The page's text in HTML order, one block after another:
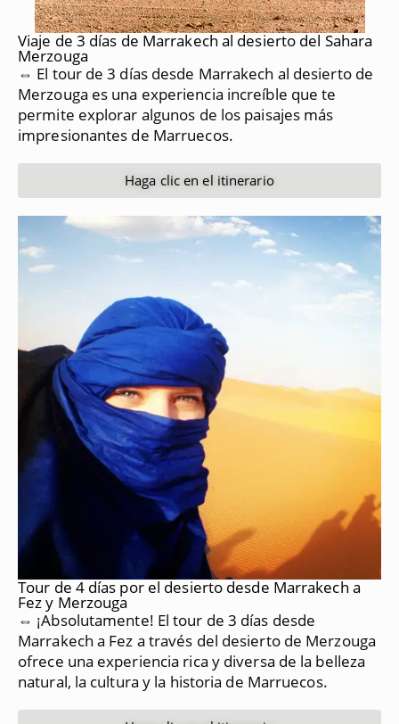
Viaje de 3 días de Marrakech al desierto del Sahara
Merzouga
⇔ El tour de 3 días desde Marrakech al desierto de
Merzouga es una experiencia increíble que te
permite explorar algunos de los paisajes más
impresionantes de Marruecos.
Haga clic en el itinerario
Tour de 4 días por el desierto desde Marrakech a
Fez y Merzouga
⇔ ¡Absolutamente! El tour de 3 días desde
Marrakech a Fez a través del desierto de Merzouga
ofrece una experiencia rica y diversa de la belleza
natural, la cultura y la historia de Marruecos.